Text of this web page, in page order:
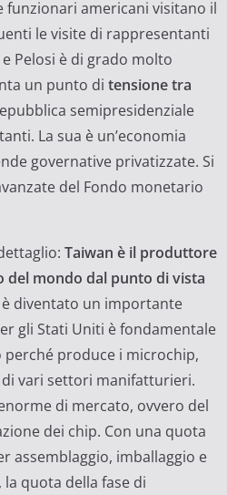
funzionari americani visitano il
le visite di rappresentanti
Pelosi è di grado molto
un punto di tensione tra
semipresidenziale
La sua è un’economia
governative privatizzate. Si
del Fondo monetario
Taiwan è il produttore
del mondo dal punto di vista
è diventato un importante
gli Stati Uniti è fondamentale
produce i microchip,
vari settori manifatturieri.
di mercato, ovvero del
dei chip. Con una quota
assemblaggio, imballaggio e
la quota della fase di